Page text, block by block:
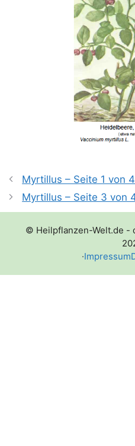
Myrtillus – Seite 1 von
Myrtillus – Seite 3 von
© Heilpflanzen-Welt.de -
·Impressum